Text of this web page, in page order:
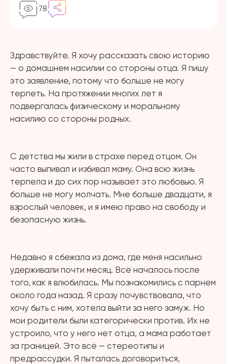
78
Здравствуйте. Я хочу рассказать свою историю
— о домашнем насилии со стороны отца. Я пишу
это заявление, потому что больше не могу
терпеть. На протяжении многих лет я
подвергалась физическому и моральному
насилию со стороны родных.
С детства мы жили в страхе перед отцом. Он
часто выпивал и избивал маму. Она всю жизнь
терпела и до сих пор называет это любовью. Я
больше не могу молчать. Мне больше двадцати, я
взрослый человек, и я имею право на свободу и
безопасную жизнь.
Недавно я сбежала из дома, где меня насильно
удерживали почти месяц. Всё началось после
того, как я влюбилась. Мы познакомились с парнем
около года назад. Я сразу почувствовала, что
хочу быть с ним, хотела выйти за него замуж. Но
мои родители были категорически против. Их не
устроило, что у него нет отца, а мама работает
за границей. Это всё — стереотипы и
предрассудки. Я пыталась договориться,